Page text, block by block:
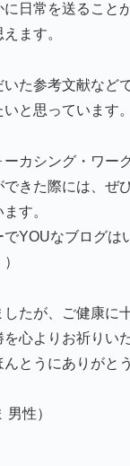
に日常を送ること
ます。
た参考文献など
と思っています。
ーカシング・ワー
できた際には、ぜ
す。
でYOUなブログは
たが、ご健康に
心よりお祈りい
とうにありがと
男性）